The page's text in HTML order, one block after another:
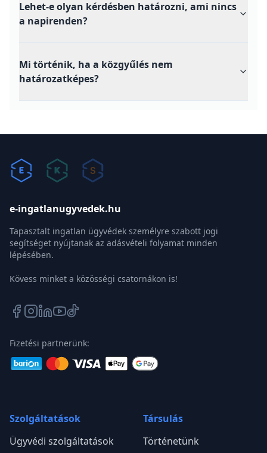
Lehet-e olyan kérdésben határozni, ami nincs
a napirenden?
Mi történik, ha a közgyűlés nem
határozatképes?
e-ingatlanugyvedek.hu
Tapasztalt ingatlan ügyvédek személyre szabott jogi
segítséget nyújtanak az adásvételi folyamat minden
lépésében.
Kövess minket a közösségi csatornákon is!
Fizetési partnerünk:
Szolgáltatások
Ügyvédi szolgáltatások
Társulás
Történetünk